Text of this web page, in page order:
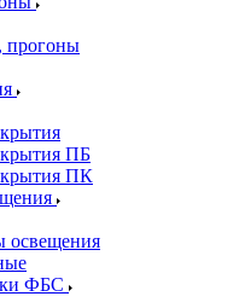
прогоны
ПБ
ПК
освещения
ФБС